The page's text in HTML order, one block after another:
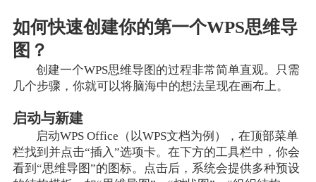
如何快速创建你的第一个WPS思维导
图？
创建一个WPS思维导图的过程非常简单直观。只需
几个步骤，你就可以将脑海中的想法呈现在画布上。
启动与新建
启动WPS Office（以WPS文档为例），在顶部菜单
栏找到并点击“插入”选项卡。在下方的工具栏中，你会
看到“思维导图”的图标。点击后，系统会提供多种预设